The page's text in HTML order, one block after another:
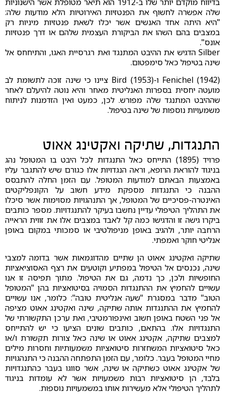
שלה אפשרה לחשוף את הפנטזיות האירוטיות הלא מודעות שלה:
"היא היתה אחד האנשים אשר יכלו לשאת פנטזיות מיניות רק
במצבים בהם השהו את הביקורת העצמית שלהם או דרך פנטזיות
אונס".
Silber הדגיש את ההיבט המתנגד ואת רגרסיית האגו, והתיחחס אל
שינה בטיפול כאל סימפטום.
Fenichel (1942) ו-Bird (1953) ציינו כי שינה זוכה לתשומת לב
מועטה יחסית בספרות האנליטית מאחר והיא נוטה להיעלם לאחר
שההיבט המתנגד שלה מפורש. לכן, כמעט ואין הזדמנות לניתוח
משמעויות נוספות של שינה בטיפול.
התנגדות, שתיקה ואקטינג אאוט
פרויד (1895) התייחס כאל התנגדות לכל היבט בו המטופל נהג
בניגוד להוראת הרופא, וראה הנגדויות אלו כגורם שיש להתגבר עליו
באמצעות הבאתם למודעות המטופל. עם הזמן החלה להתבסס
ההבנה כי התנגדות מספקת מידע חשוב על הקונפליקטים
האינטרה-פסיכיים של המטופל, אך התנהגויות מסוימות אשר סיכלו
את התהליך הטיפולי עדיין נחשבו בעיקר להתנגדויות. מספר כותבים
ביקרו גישה זו והדגישו כמה קל לאבד במצבים אלו את זווית הראייה
הרחבה יותר, ולהגיב באופן מניפולטיבי או סמכותי במקום באופן
אנליטי חוקר ואמפתי.
שתיקה ואקטינג אאוט הן שתיים מהדוגמאות אשר בדומה למצבי
שינה, נכנסים אל הטיפול במפתיע וקוטעים את רצף האסוציאציות
החופשיות ולכן, כך נדמה, גם את הטיפול. מתוך תפיסה זו אנו
עשויים להחמיץ את ההתנגדות הסמויה בסיטואציות בהן "המטופל
הטוב" מדבר במסגרת "שעה אנליטית טובה": כלומר, אנו עשויים
להחמיץ את ההתנגדות אותה שתיקה, שינה ואקטינג אאוט מציפה
אל פני השטח באופן חשוב ואינפורמטיבי, ואת ערכן התקשורתי של
התנגדויות אלו. בהתאם, כותבים שונים הציעו כי יש להתייחס
למצבים שתיקה, אקטינג אאוט או שינה כאל צורות תקשורת ו/או
כאל סיטואציות המשחזרות סיטואציות משמעותיות וחסרות מילים
מחיי המטופל בעבר. כלומר, עם הזמן התפתחה ההבנה כי התנהגויות
של אקטינג אאוט כשתיקה או שינה, אשר סווגו בעבר כהתנגדויות
בלבד, הן סיטואציות רבות משמעויות אשר לא עומדות בניגוד
לתהליך הטיפולי אלא מעשירות אותו במשמעויות נוספות.